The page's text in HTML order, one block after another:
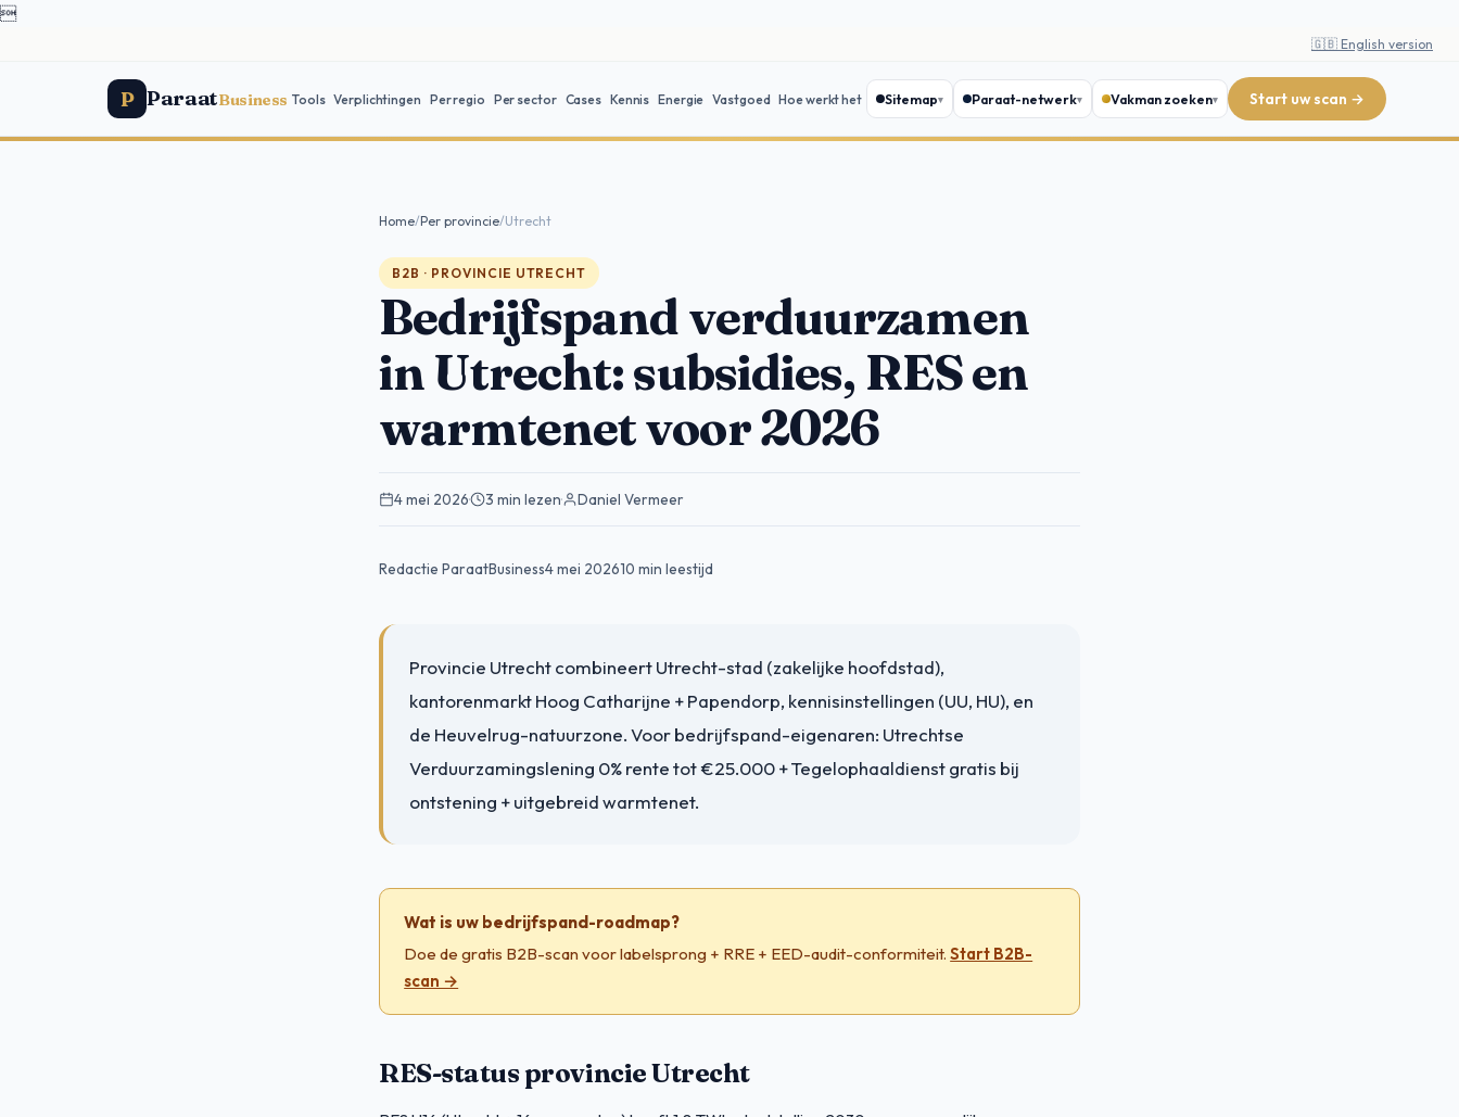

🇬🇧 English version
P ParaatBusiness Tools Verplichtingen Per regio Per sector Cases Kennis Energie Vastgoed Hoe werkt het Sitemap Paraat-netwerk Vakman zoeken Start uw scan →
Home/Per provincie/Utrecht
B2B · PROVINCIE UTRECHT
Bedrijfspand verduurzamen
in Utrecht: subsidies, RES en
warmtenet voor 2026
4 mei 2026· 3 min lezen· Daniel Vermeer
Redactie ParaatBusiness4 mei 202610 min leestijd
Provincie Utrecht combineert Utrecht-stad (zakelijke hoofdstad),
kantorenmarkt Hoog Catharijne + Papendorp, kennisinstellingen (UU, HU), en
de Heuvelrug-natuurzone. Voor bedrijfspand-eigenaren: Utrechtse
Verduurzamingslening 0% rente tot €25.000 + Tegelophaaldienst gratis bij
ontstening + uitgebreid warmtenet.
Wat is uw bedrijfspand-roadmap?
Doe de gratis B2B-scan voor labelsprong + RRE + EED-audit-conformiteit.Start B2B-
scan →
RES-status provincie Utrecht